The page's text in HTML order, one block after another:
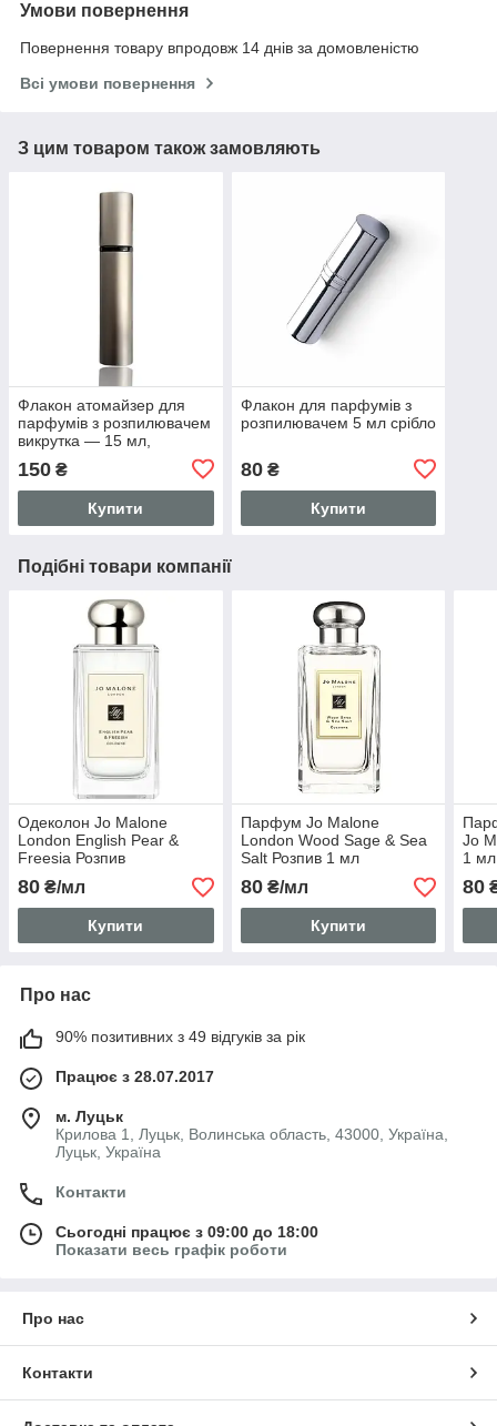
Умови повернення
Повернення товару впродовж 14 днів за домовленістю
Всі умови повернення
З цим товаром також замовляють
Флакон атомайзер для
парфумів з розпилювачем
викрутка — 15 мл,
150 ₴
Купити
Флакон для парфумів з
розпилювачем 5 мл срібло
80₴
Купити
Подібні товари компанії
Одеколон Jo Malone
London English Pear &
Freesia Розпив
80 ₴/мл
Купити
Парфум Jo Malone
London Wood Sage & Sea
Salt Розпив 1 мл
80₴/мл
Купити
Jo
1 мл
80
Про нас
90% позитивних з 49 відгуків за рік
Працює з 28.07.2017
м. Луцьк
Крилова 1, Луцьк, Волинська область, 43000, Україна,
Луцьк, Україна
Контакти
Сьогодні працює з 09:00 до 18:00
Показати весь графік роботи
Про нас
Контакти